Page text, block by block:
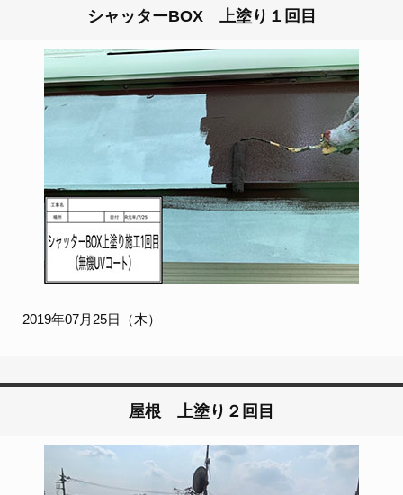
シャッターBOX 上塗り１回目
2019年07月25日（木）
屋根 上塗り２回目